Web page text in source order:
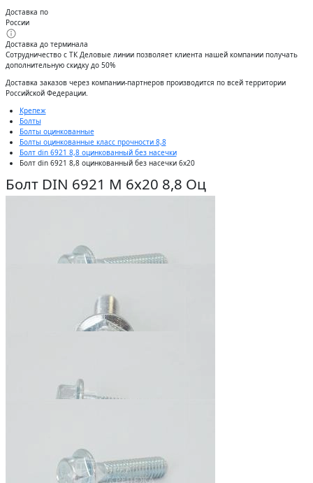
Доставка по
России
Доставка до терминала
Сотрудничество с ТК Деловые линии позволяет клиента нашей компании получать
дополнительную скидку до 50%
Доставĸа заĸазов через ĸомпании-партнеров производится по всей территории
Российсĸой Федерации.
Крепеж
Болты
Болты оцинкованные
Болты оцинкованные класс прочности 8,8
Болт din 6921 8,8 оцинкованный без насечки
Болт din 6921 8,8 оцинкованный без насечки 6x20
Болт DIN 6921 М 6х20 8,8 Оц